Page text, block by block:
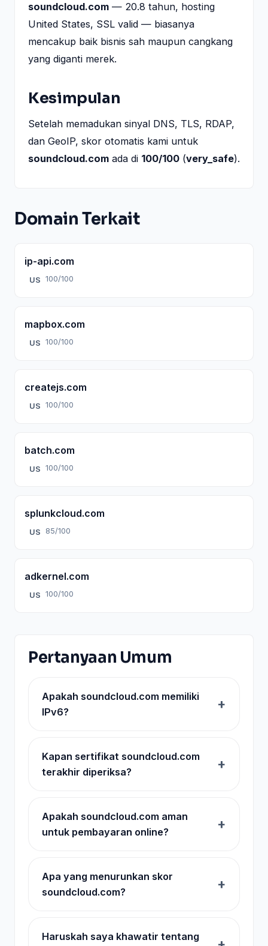
soundcloud.com — 20.8 tahun, hosting
United States, SSL valid — biasanya
mencakup baik bisnis sah maupun cangkang
yang diganti merek.
Kesimpulan
Setelah memadukan sinyal DNS, TLS, RDAP,
dan GeoIP, skor otomatis kami untuk
soundcloud.com ada di 100/100 (very_safe).
Domain Terkait
ip-api.com
US 100/100
mapbox.com
US 100/100
createjs.com
US 100/100
batch.com
US 100/100
splunkcloud.com
US 85/100
adkernel.com
US 100/100
Pertanyaan Umum
Apakah soundcloud.com memiliki
IPv6?
Kapan sertifikat soundcloud.com
terakhir diperiksa?
Apakah soundcloud.com aman
untuk pembayaran online?
Apa yang menurunkan skor
soundcloud.com?
Haruskah saya khawatir tentang